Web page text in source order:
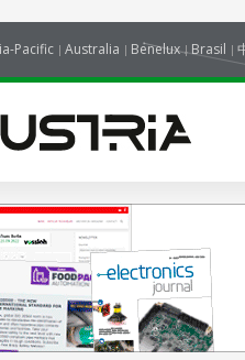
Pacific Australia Benelux Brasil